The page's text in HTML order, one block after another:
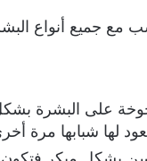
مع جميع أنواع
على البشرة بشكل
لها شبابها مرة